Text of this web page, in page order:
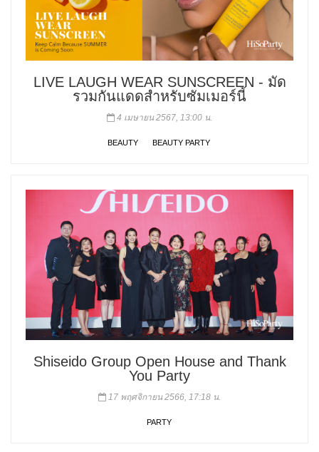
LIVE LAUGH WEAR SUNSCREEN - มัด
รวมกันแดดสำหรับซัมเมอร์นี้
4 เมษายน 2567, 13:00 น.
BEAUTY BEAUTY PARTY
Shiseido Group Open House and Thank
You Party
17 พฤศจิกายน 2566, 17:18 น.
PARTY